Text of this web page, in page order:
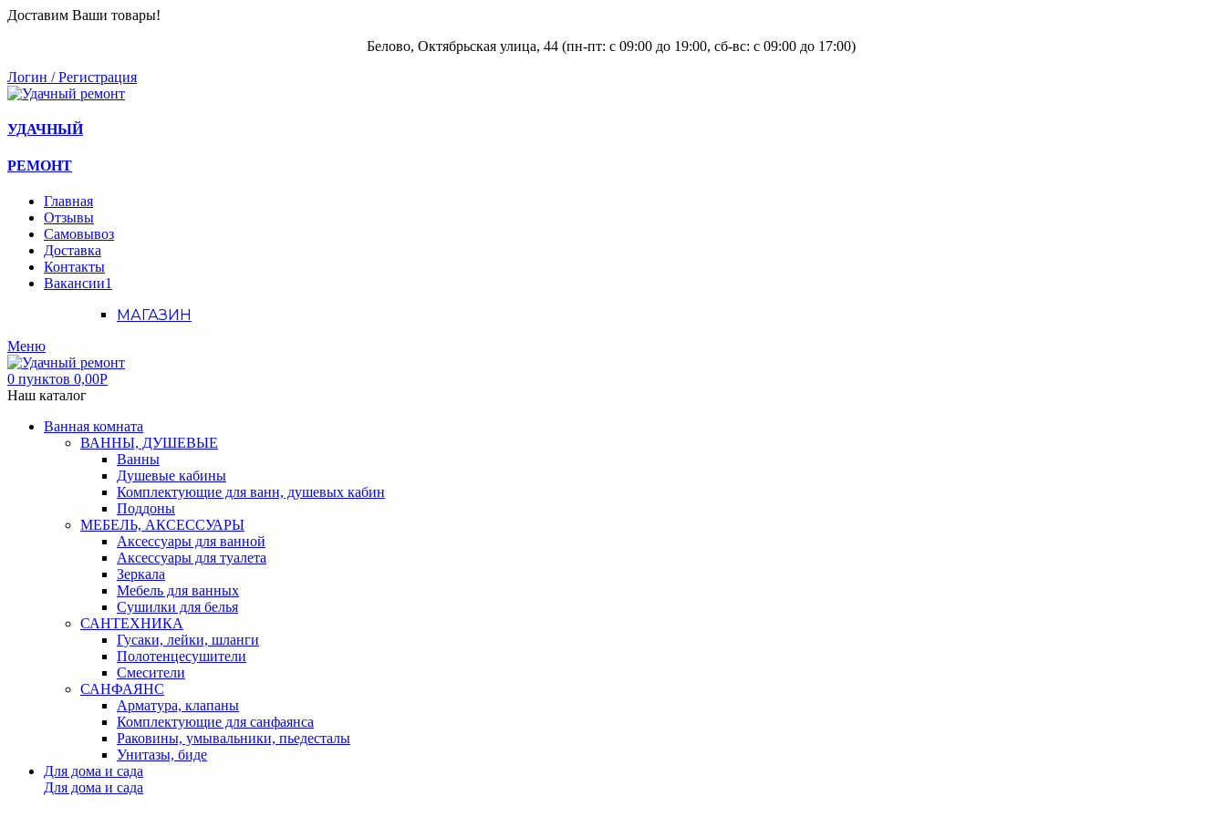
Доставим Ваши товары!
Белово, Октябрьская улица, 44 (пн-пт: с 09:00 до 19:00, сб-вс: с 09:00 до 17:00)
Логин / Регистрация
УДАЧНЫЙ
РЕМОНТ
Главная
Отзывы
Самовывоз
Доставка
Контакты
Вакансии1
МАГАЗИН
Меню
0 пунктов 0,00Р
Наш каталог
Ванная комната
ВАННЫ, ДУШЕВЫЕ
Ванны
Душевые кабины
Комплектующие для ванн, душевых кабин
Поддоны
МЕБЕЛЬ, АКСЕССУАРЫ
Аксессуары для ванной
Аксессуары для туалета
Зеркала
Мебель для ванных
Сушилки для белья
САНТЕХНИКА
Гусаки, лейки, шланги
Полотенцесушители
Смесители
САНФАЯНС
Арматура, клапаны
Комплектующие для санфаянса
Раковины, умывальники, пьедесталы
Унитазы, биде
Для дома и сада
Для дома и сада